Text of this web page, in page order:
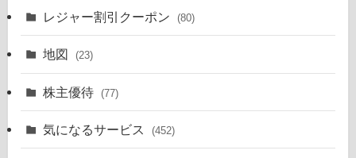
レジャー割引クーポン (80)
地図 (23)
株主優待 (77)
気になるサービス (452)